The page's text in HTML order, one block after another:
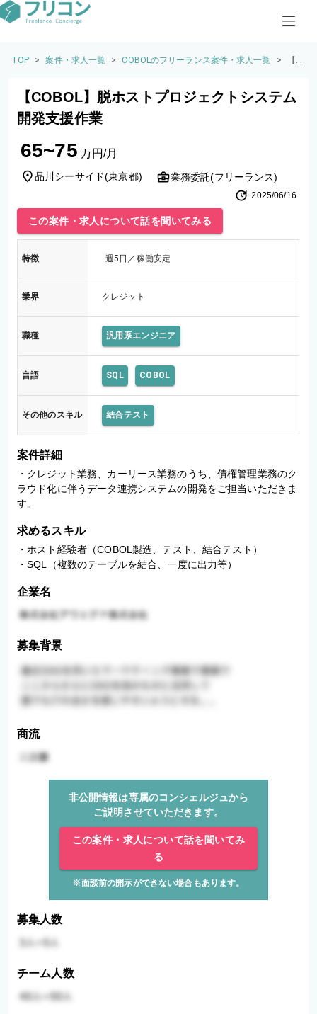
TOP > 案件・求人一覧 > COBOLのフリーランス案件・求人一覧 >
【C
L】
ェ
シ
ム
支
業
【COBOL】脱ホストプロジェクトシステム
開発支援作業
65~75 万円/月
品川シーサイド(東京都) 業務委託(フリーランス)
2025/06/16
この案件・求人について話を聞いてみる
特徴 週5日／稼働安定
業界 クレジット
職種 汎用系エンジニア
言語 SQL COBOL
その他のスキル 結合テスト
案件詳細
・クレジット業務、カーリース業務のうち、債権管理業務のク
ラウド化に伴うデータ連携システムの開発をご担当いただきま
す。
求めるスキル
・ホスト経験者（COBOL製造、テスト、結合テスト）
・SQL（複数のテーブルを結合、一度に出力等）
企業名
募集背景
商流
非公開情報は専属のコンシェルジュから
ご説明させていただきます。
この案件・求人について話を聞いてみ
る
※面談前の開示ができない場合もあります。
募集人数
チーム人数